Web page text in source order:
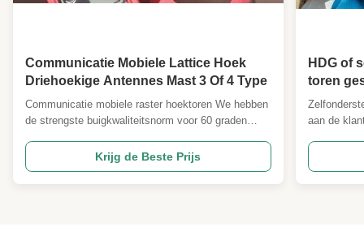
Communicatie Mobiele Lattice Hoek
Driehoekige Antennes Mast 3 Of 4 Type
Communicatie mobiele raster hoektoren We hebben
de strengste buigkwaliteitsnorm voor 60 graden
torens in Oeganda en projecten in andere landen.
Door de graad te regelen en de helling te beperken,
zorgen we voor betere
Krijg de Beste Prijs
HDG of
toren
aan de
ANSI/